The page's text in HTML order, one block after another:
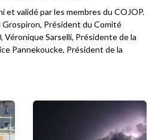
et validé par les membres du COJOP.
Président du Comité
Sarselli, Présidente de la
Pannekoucke, Président de la